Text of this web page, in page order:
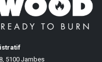
5100 Jambes